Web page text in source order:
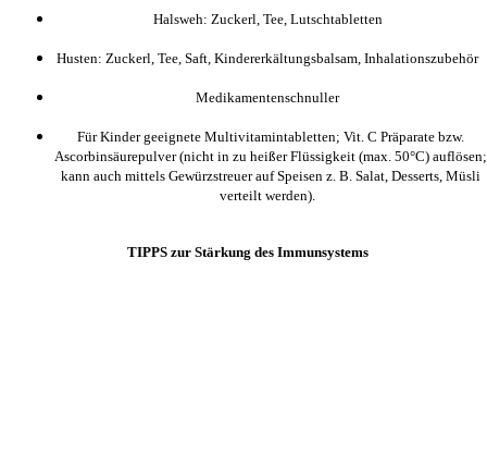
Halsweh: Zuckerl, Tee, Lutschtabletten
Husten: Zuckerl, Tee, Saft, Kindererkältungsbalsam, Inhalationszubehör
Medikamentenschnuller
Für Kinder geeignete Multivitamintabletten; Vit. C Präparate bzw.
Ascorbinsäurepulver (nicht in zu heißer Flüssigkeit (max. 50°C) auflösen;
kann auch mittels Gewürzstreuer auf Speisen z. B. Salat, Desserts, Müsli
verteilt werden).
TIPPS zur Stärkung des Immunsystems